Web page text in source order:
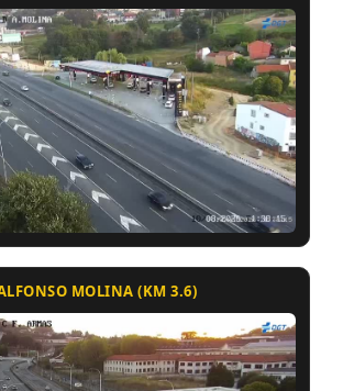
MOLINA (KM 3.6)